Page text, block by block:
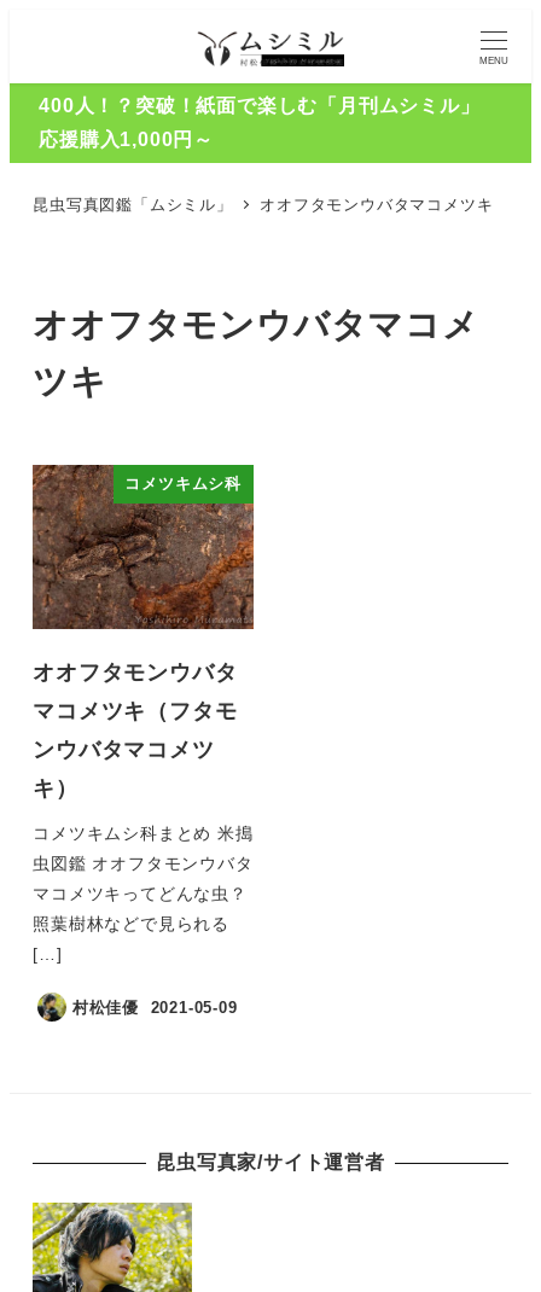
MENU
400人！？突破！紙面で楽しむ「月刊ムシミル」
応援購入1,000円～
昆虫写真図鑑「ムシミル」 オオフタモンウバタマコメツキ
オオフタモンウバタマコメ
ツキ
コメツキムシ科
オオフタモンウバタ
マコメツキ（フタモ
ンウバタマコメツ
キ）
コメツキムシ科まとめ 米搗
虫図鑑 オオフタモンウバタ
マコメツキってどんな虫？
照葉樹林などで見られる
[…]
村松佳優 2021-05-09
昆虫写真家/サイト運営者